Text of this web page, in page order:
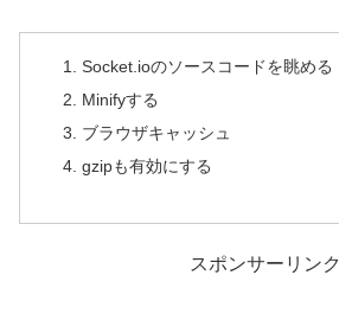
Socket.ioのソースコードを眺める
Minifyする
ブラウザキャッシュ
gzipも有効にする
スポンサーリンク